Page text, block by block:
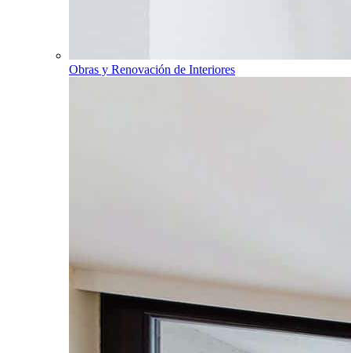
Obras y Renovación de Interiores